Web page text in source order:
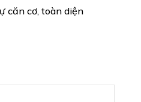
căn cơ, toàn diện